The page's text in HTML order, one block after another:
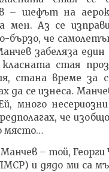
– шефът на
мен. Аз се
че
забеляза
стая
стана време за
да се изнеса.
много
че
място…
– той,
и дядо ми са